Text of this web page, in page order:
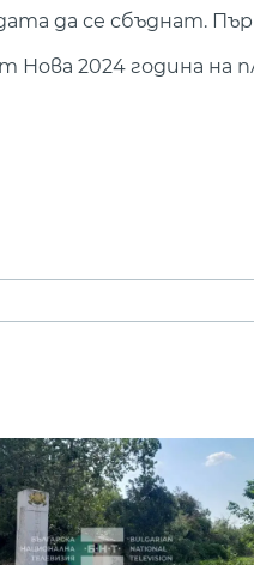
да се сбъднат.
Нова 2024 година на